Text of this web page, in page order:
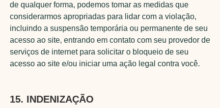
de qualquer forma, podemos tomar as medidas que
considerarmos apropriadas para lidar com a violação,
incluindo a suspensão temporária ou permanente de seu
acesso ao site, entrando em contato com seu provedor de
serviços de internet para solicitar o bloqueio de seu
acesso ao site e/ou iniciar uma ação legal contra você.
15. INDENIZAÇÃO